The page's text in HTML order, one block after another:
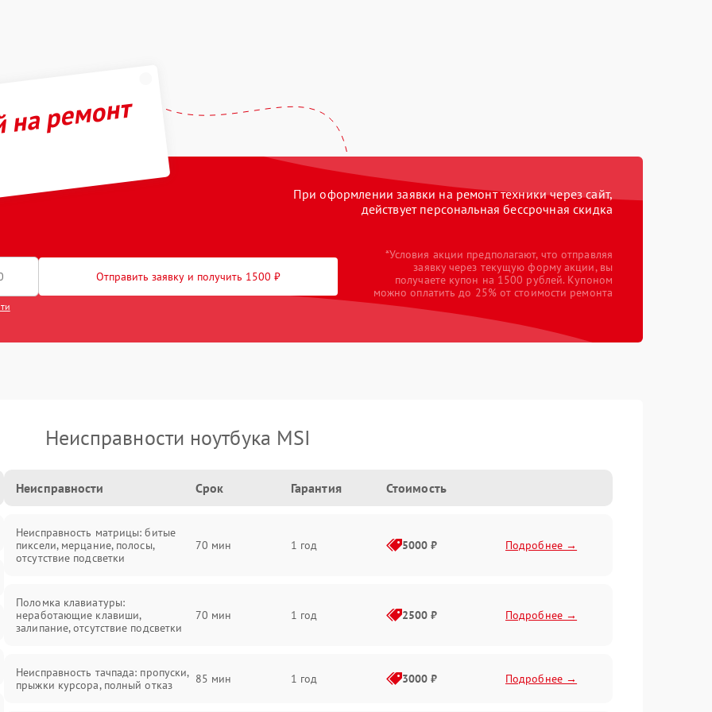
ремонт
При оформлении заявки на ремонт техники через сайт,
действует персональная бессрочная скидка
Отправить заявку и получить 1500 ₽
*Условия акции предполагают, что отправляя
заявку через текущую форму акции, вы
получаете купон на 1500 рублей. Купоном
можно оплатить до 25% от стоимости ремонта
Неисправности ноутбука MSI
Неисправности Срок Гарантия Стоимость
Неисправность матрицы: битые
пиксели, мерцание, полосы,
отсутствие подсветки
70 мин 1 год 5000 ₽ Подробнее →
Поломка клавиатуры:
неработающие клавиши,
залипание, отсутствие подсветки
70 мин 1 год 2500 ₽ Подробнее →
Неисправность тачпада: пропуски,
прыжки курсора, полный отказ
85 мин 1 год 3000 ₽ Подробнее →